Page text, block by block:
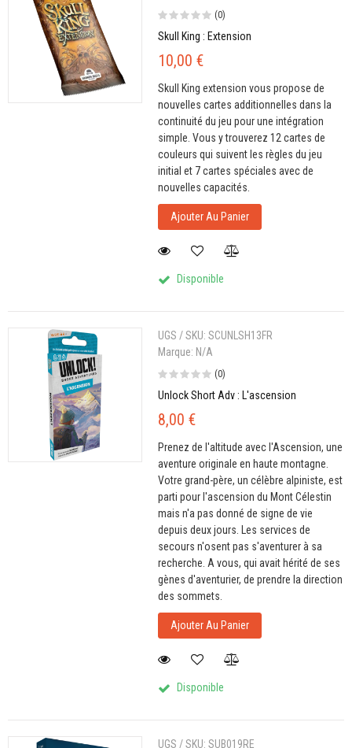
(0)
Skull King : Extension
10,00 €
Skull King extension vous propose de
nouvelles cartes additionnelles dans la
continuité du jeu pour une intégration
simple. Vous y trouverez 12 cartes de
couleurs qui suivent les règles du jeu
initial et 7 cartes spéciales avec de
nouvelles capacités.
Ajouter Au Panier
Disponible
UGS / SKU:SCUNLSH13FR
Marque: N/A
(0)
Unlock Short Adv : L'ascension
8,00 €
Prenez de l'altitude avec l'Ascension, une
aventure originale en haute montagne.
Votre grand-père, un célèbre alpiniste, est
parti pour l'ascension du Mont Célestin
mais n'a pas donné de signe de vie
depuis deux jours. Les services de
secours n'osent pas s'aventurer à sa
recherche. A vous, qui avait hérité de ses
gènes d'aventurier, de prendre la direction
des sommets.
Ajouter Au Panier
Disponible
UGS / SKU:SUB019RE